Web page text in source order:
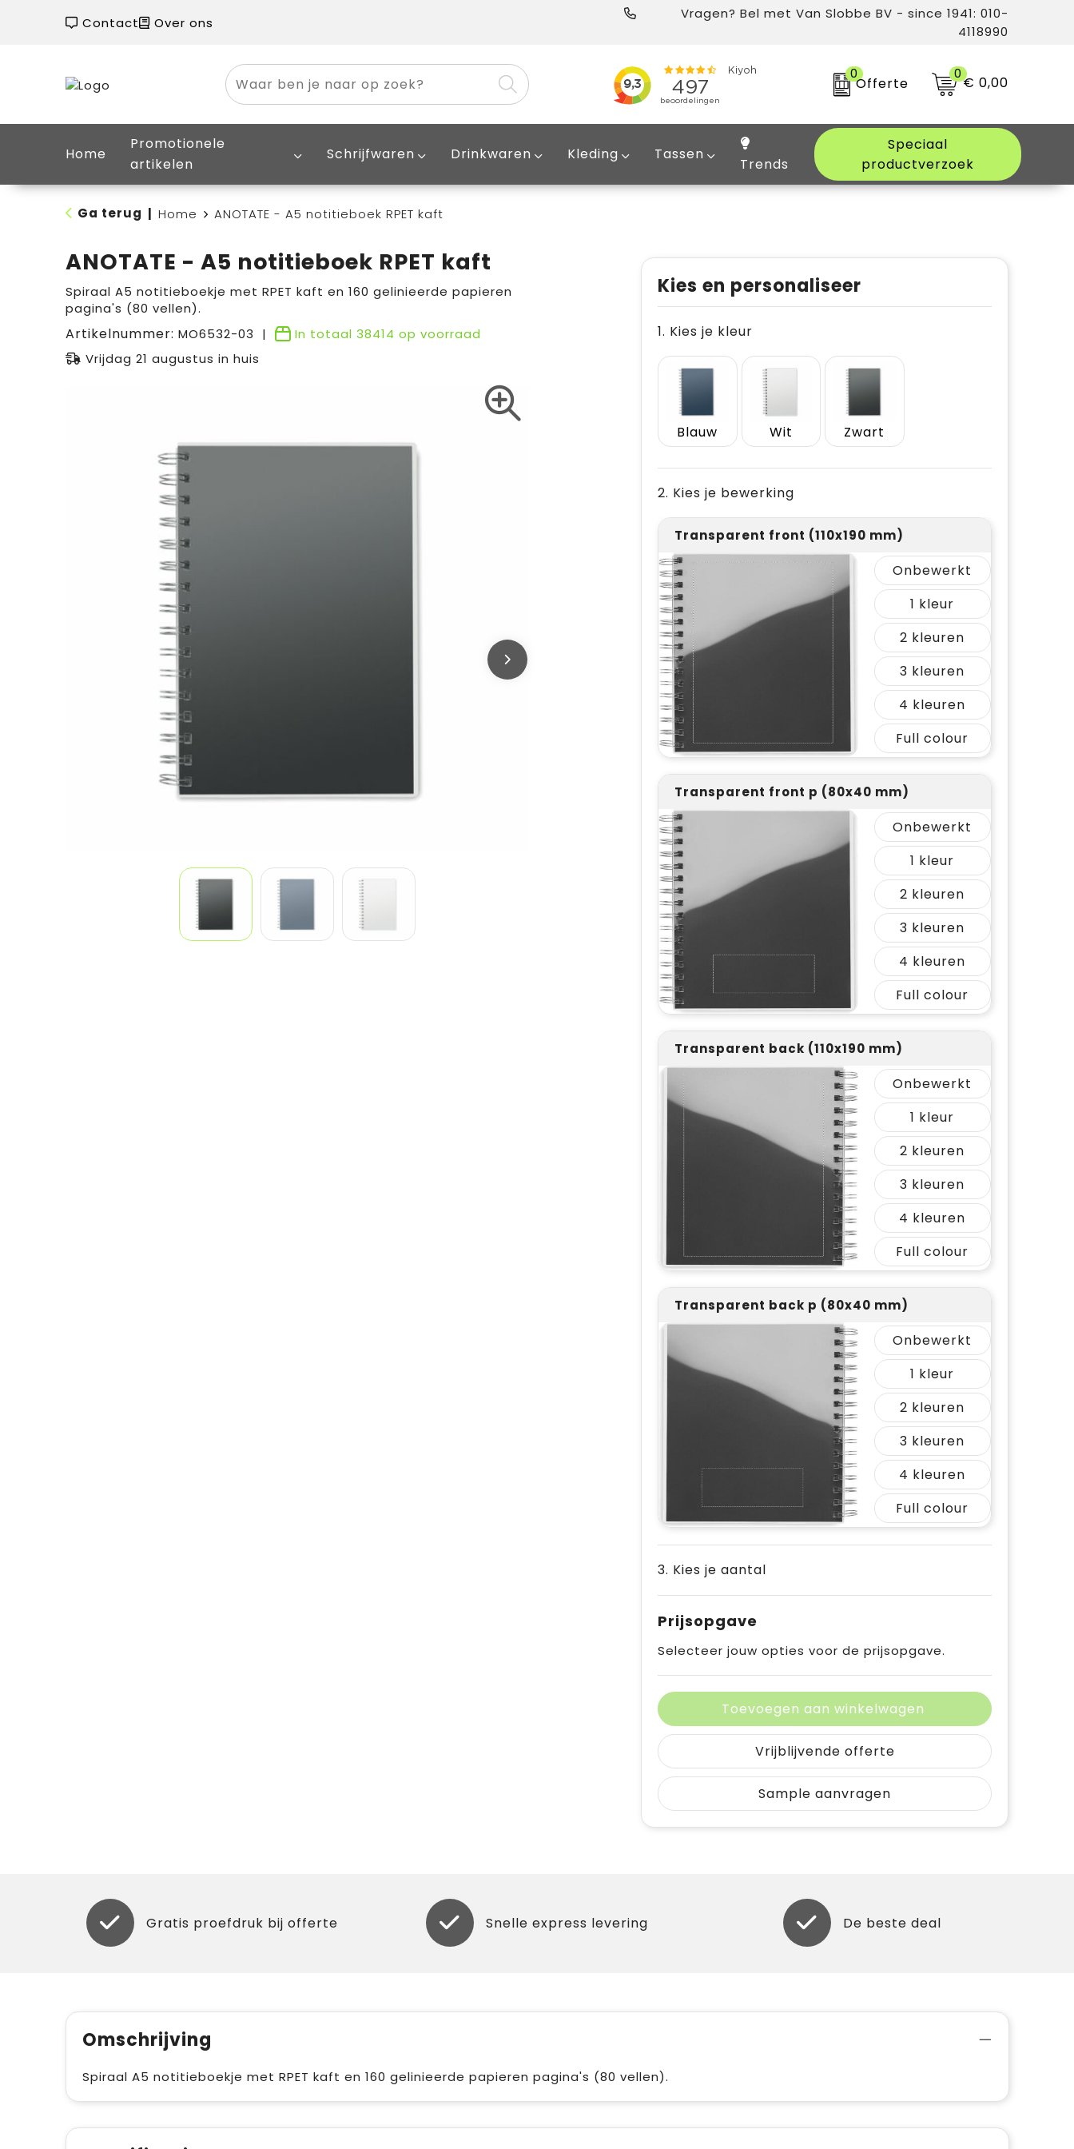
Contact Over ons
Vragen? Bel met Van Slobbe BV - since 1941: 010-
4118990
0
Offerte
0€ 0,00
Home
Promotionele
artikelen
Schrijfwaren Drinkwaren Kleding Tassen
Trends
Speciaal
productverzoek
Ga terug Home ANOTATE - A5 notitieboek RPET kaft
ANOTATE - A5 notitieboek RPET kaft
Spiraal A5 notitieboekje met RPET kaft en 160 gelinieerde papieren
pagina's (80 vellen).
Artikelnummer: MO6532-03 In totaal 38414 op voorraad
Vrijdag 21 augustus in huis
Kies en personaliseer
1. Kies je kleur
Blauw Wit Zwart
2. Kies je bewerking
Transparent front (110x190 mm)
Onbewerkt
1
2
3
4
Full colour
Transparent front p (80x40 mm)
Onbewerkt
1
2
3
4
Full colour
Transparent back (110x190 mm)
Onbewerkt
1
2
3
4
Full colour
Transparent back p (80x40 mm)
Onbewerkt
1
2
3
4
Full colour
3. Kies je aantal
Prijsopgave
Selecteer jouw opties voor de prijsopgave.
Toevoegen aan winkelwagen
Vrijblijvende offerte
Sample aanvragen
Gratis proefdruk bij offerte Snelle express levering De beste deal
Omschrijving
Spiraal A5 notitieboekje met RPET kaft en 160 gelinieerde papieren pagina's (80 vellen).